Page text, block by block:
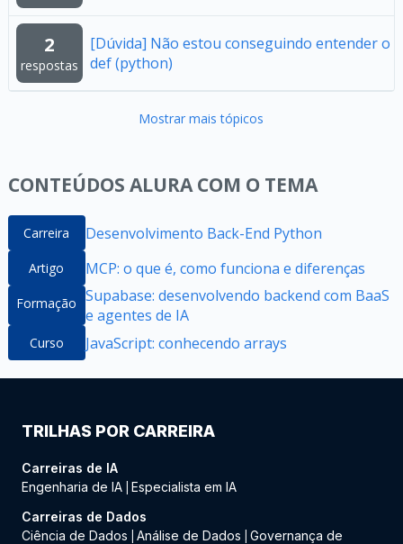
2
respostas
[Dúvida] Não estou conseguindo entender o
def (python)
Mostrar mais tópicos
CONTEÚDOS ALURA COM O TEMA
Carreira Desenvolvimento Back-End Python
Artigo MCP: o que é, como funciona e diferenças
Formação Supabase: desenvolvendo backend com BaaS
e agentes de IA
Curso JavaScript: conhecendo arrays
TRILHAS POR CARREIRA
Carreiras de IA
Engenharia de IA Especialista em IA
Carreiras de Dados
Ciência de Dados
Análise de Dados
Governança de